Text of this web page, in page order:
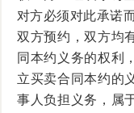
对方必须对此承诺
双方预约，双方均
同本约义务的权利
立买卖合同本约的
事人负担义务，属